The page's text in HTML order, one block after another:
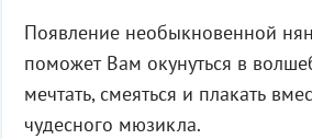
Появление необыкновенной
поможет Вам окунуться в
мечтать, смеяться и плакать
чудесного мюзикла.